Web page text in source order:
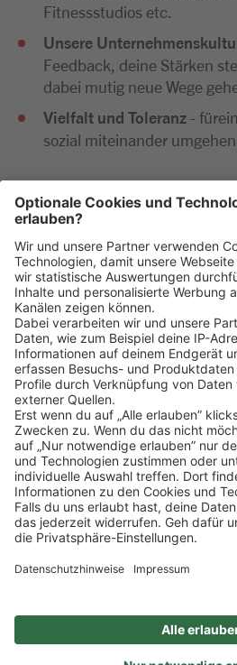
Fitnessstudios etc.
Unsere
Feedback, deine Stärken
dabei mutig neue Wege
Vielfalt und Toleranz -
sozial miteinander
diese ausschließlich digital ein.
Bewerbung kommen wir zeitnah
telefonisch auf dich zu.
Klickehier, um alle offenen
Impressum Datenschutz
FAQ
Veranstaltungen
Sitemap